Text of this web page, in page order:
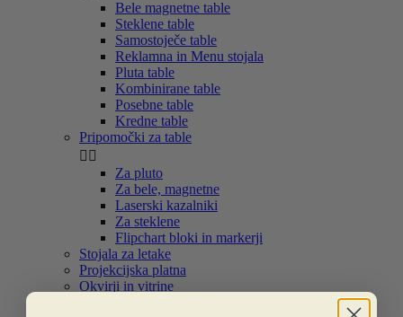
Bele magnetne table
Steklene table
Samostoječe table
Reklamna in Menu stojala
Pluta table
Kombinirane table
Posebne table
Kredne table
Pripomočki za table
 
Za pluto
Za bele, magnetne
Laserski kazalniki
Za steklene
Flipchart bloki in markerji
Stojala za letake
Projekcijska platna
Okvirji in vitrine